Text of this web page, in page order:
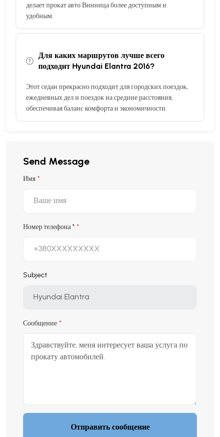
делает прокат авто Винница более доступным и
удобным.
Для каких маршрутов лучше всего
подходит Hyundai Elantra 2016?
Этот седан прекрасно подходит для городских поездок,
ежедневных дел и поездок на средние расстояния,
обеспечивая баланс комфорта и экономичности.
Send Message
Имя
Номер телефона*
Subject
Сообщение
Отправить сообщение